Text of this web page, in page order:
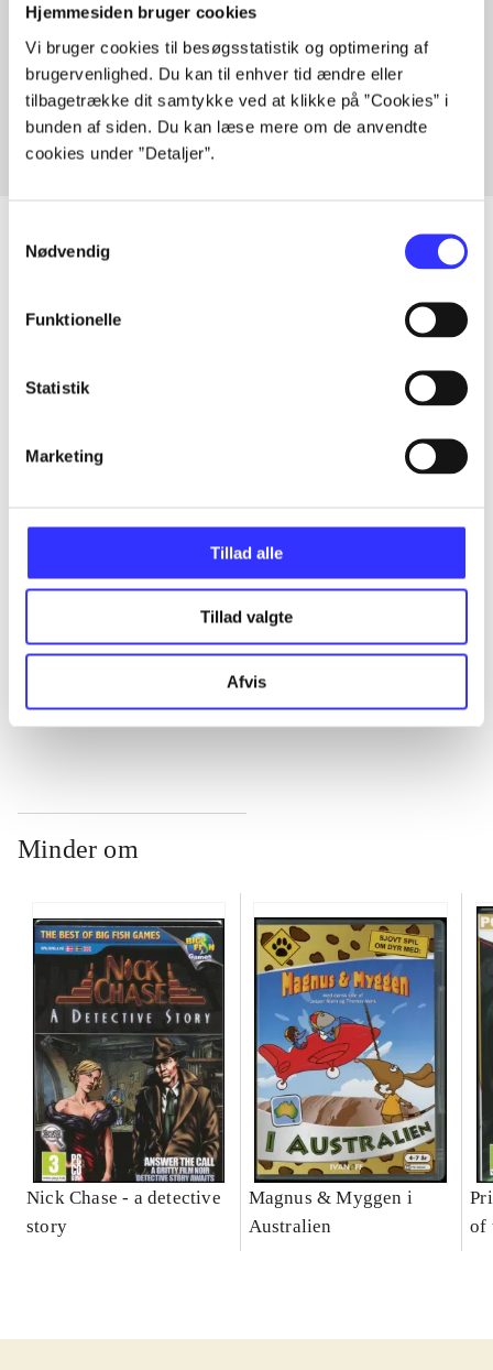
Hjemmesiden bruger cookies
Vi bruger cookies til besøgsstatistik og optimering af
brugervenlighed. Du kan til enhver tid ændre eller
tilbagetrække dit samtykke ved at klikke på ”Cookies” i
bunden af siden. Du kan læse mere om de anvendte
cookies under ”Detaljer”.
Nødvendig
Funktionelle
Statistik
Marketing
Tillad alle
Tillad valgte
Afvis
Artikler med samme emner
Fra
...
...
Minder om
Nick Chase - a detective
story
Magnus & Myggen i
Australien
of